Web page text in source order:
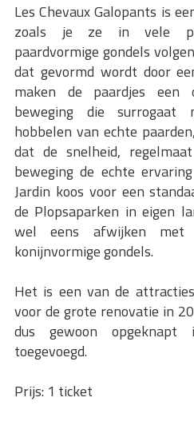
Les Chevaux Galopants is
zoals je ze in vele
paardvormige gondels
dat gevormd wordt door
maken de paardjes een
beweging die
hobbelen van echte
dat de snelheid,
beweging de echte
Jardin koos voor een
de Plopsaparken in eigen
wel eens afwijken met
konijnvormige gondels.
Het is een van de
voor de grote renovatie in
dus gewoon
toegevoegd.
Prijs: 1 ticket